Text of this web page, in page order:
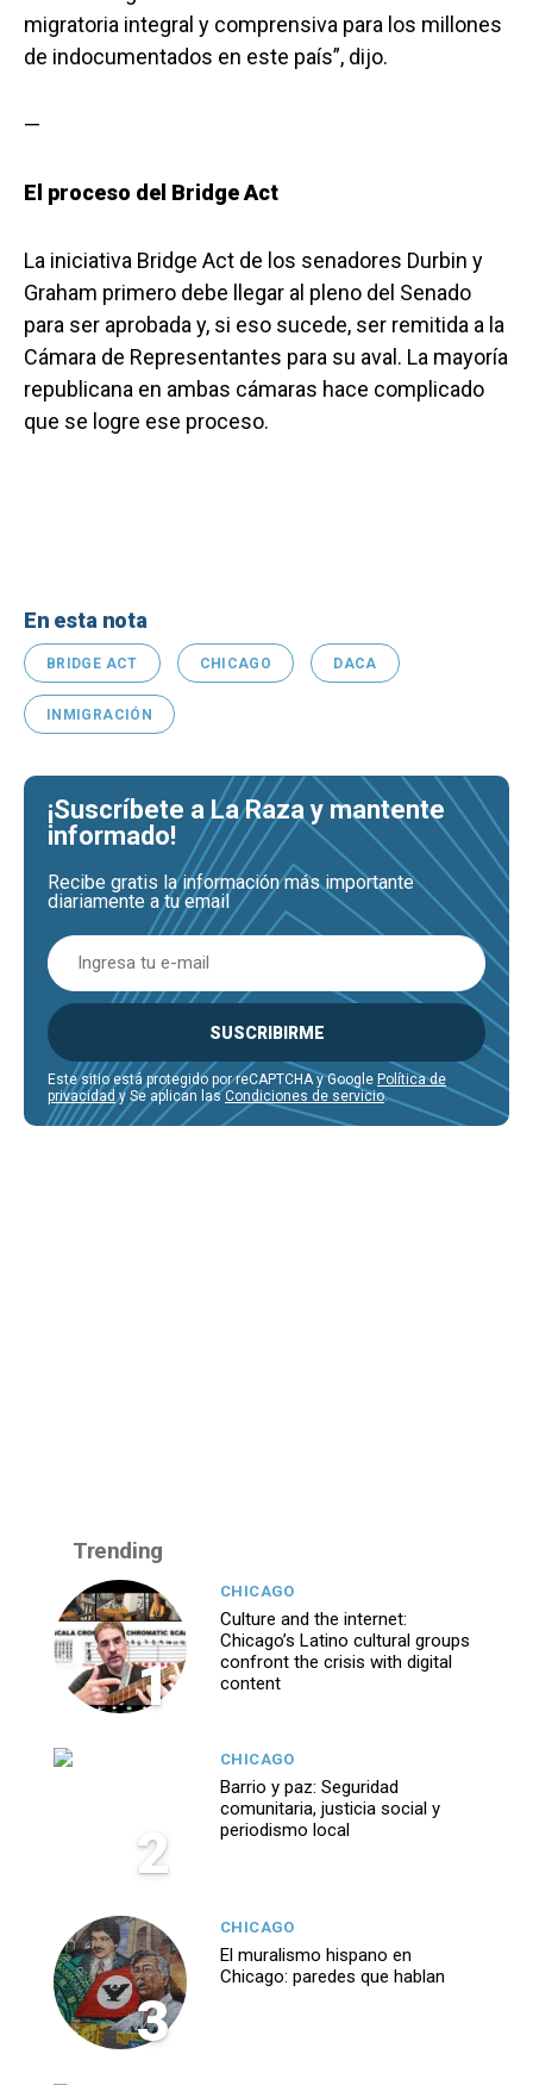
migratoria integral y comprensiva para los millones
de indocumentados en este país”, dijo.
—
El proceso del Bridge Act
La iniciativa Bridge Act de los senadores Durbin y
Graham primero debe llegar al pleno del Senado
para ser aprobada y, si eso sucede, ser remitida a la
Cámara de Representantes para su aval. La mayoría
republicana en ambas cámaras hace complicado
que se logre ese proceso.
En esta nota
BRIDGE ACT CHICAGO DACA
INMIGRACIÓN
¡Suscríbete a La Raza y mantente
informado!
Recibe gratis la información más importante
diariamente a tu email
SUSCRIBIRME
Este sitio está protegido por reCAPTCHA y Google Política de
privacidad y Se aplican lasCondiciones de servicio.
Trending
1
CHICAGO
Culture and the internet:
Chicago’s Latino cultural groups
confront the crisis with digital
content
2
CHICAGO
Barrio y paz: Seguridad
comunitaria, justicia social y
periodismo local
3
CHICAGO
El muralismo hispano en
Chicago: paredes que hablan